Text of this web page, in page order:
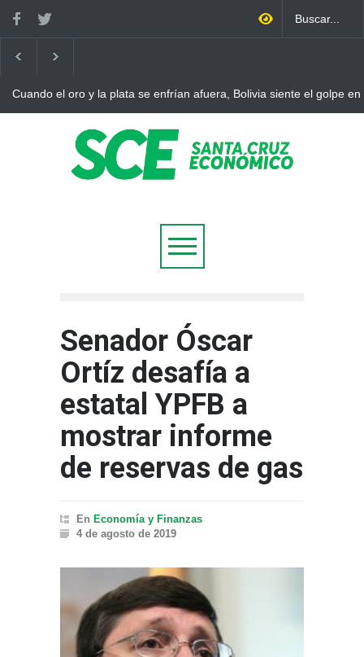
Cuando el oro y la plata se enfrían afuera, Bolivia siente el golpe en
Senador Óscar
Ortíz desafía a
estatal YPFB a
mostrar informe
de reservas de gas
En Economía y Finanzas
4 de agosto de 2019